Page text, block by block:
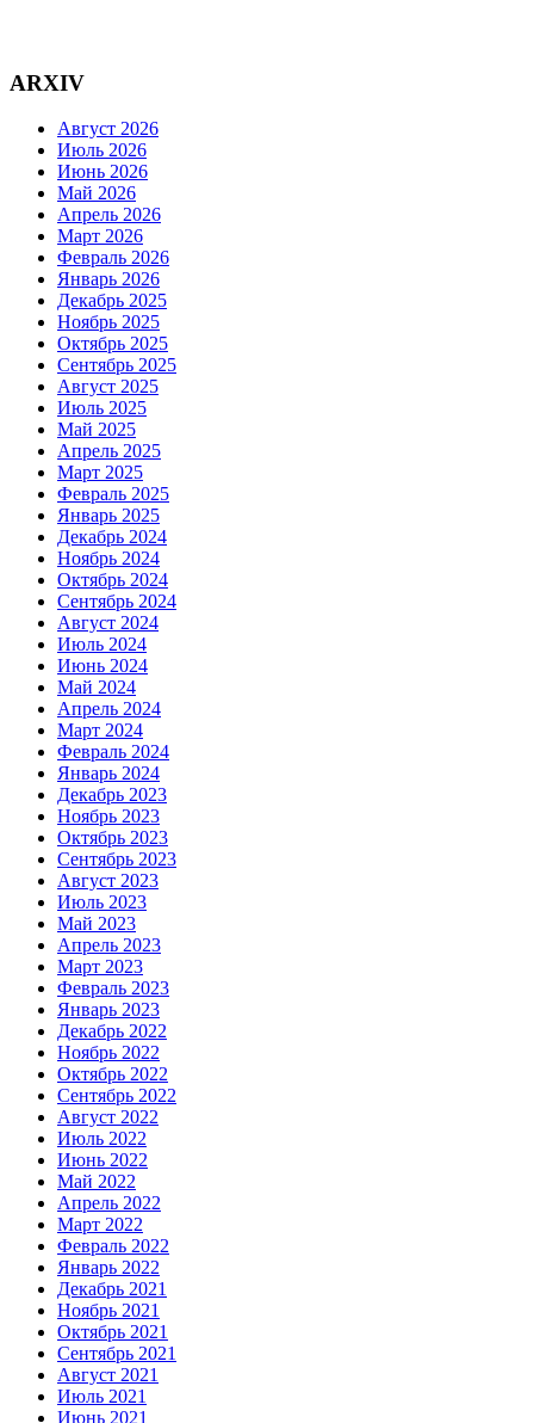
ARXIV
Август 2026
Июль 2026
Июнь 2026
Май 2026
Апрель 2026
Март 2026
Февраль 2026
Январь 2026
Декабрь 2025
Ноябрь 2025
Октябрь 2025
Сентябрь 2025
Август 2025
Июль 2025
Май 2025
Апрель 2025
Март 2025
Февраль 2025
Январь 2025
Декабрь 2024
Ноябрь 2024
Октябрь 2024
Сентябрь 2024
Август 2024
Июль 2024
Июнь 2024
Май 2024
Апрель 2024
Март 2024
Февраль 2024
Январь 2024
Декабрь 2023
Ноябрь 2023
Октябрь 2023
Сентябрь 2023
Август 2023
Июль 2023
Май 2023
Апрель 2023
Март 2023
Февраль 2023
Январь 2023
Декабрь 2022
Ноябрь 2022
Октябрь 2022
Сентябрь 2022
Август 2022
Июль 2022
Июнь 2022
Май 2022
Апрель 2022
Март 2022
Февраль 2022
Январь 2022
Декабрь 2021
Ноябрь 2021
Октябрь 2021
Сентябрь 2021
Август 2021
Июль 2021
Июнь 2021